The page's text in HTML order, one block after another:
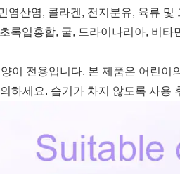
염산염, 콜라겐, 전지분유, 육류
록입홍합, 굴, 드라이나리아, 비
이 전용입니다. 본 제품은 어린이
하세요. 습기가 차지 않도록 사용